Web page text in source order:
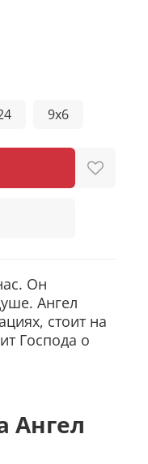
9x6
Он
Ангел
стоит на
Господа о
Ангел